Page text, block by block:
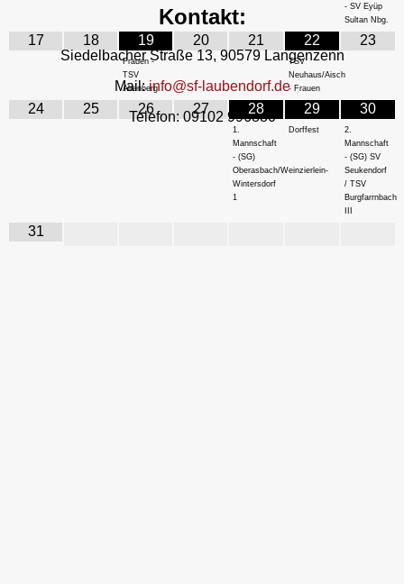
- SV Eyüp
Sultan Nbg.
17 18 19
Frauen -
TSV
Altenberg
20 21 22
TSV
Neuhaus/Aisch
- Frauen
23
24 25 26 27 28
1.
Mannschaft
- (SG)
Oberasbach/Weinzierlein-
Wintersdorf
1
29
Dorffest
30
2.
Mannschaft
- (SG) SV
Seukendorf
/ TSV
Burgfarrnbach
31
Kontakt:
Siedelbacher Straße 13, 90579 Langenzenn
Mail:info@sf-laubendorf.de
Telefon: 09102 996880